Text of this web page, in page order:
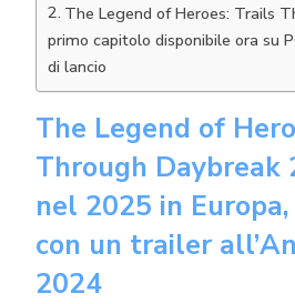
The Legend of Heroes: Trails
primo capitolo disponibile ora su
di lancio
The Legend of
Through Daybreak
nel 2025 in
con un trailer
2024